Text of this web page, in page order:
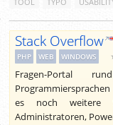
Stack Overflow
PHP
WEB WINDOWS
Fragen-Portal
es noch weitere
Administratoren,